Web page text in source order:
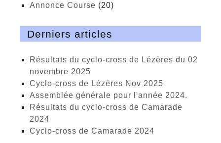
Annonce Course (20)
Derniers articles
Résultats du cyclo-cross de Lézères du 02
novembre 2025
cyclo-cross de Lézères Nov 2025
Assemblée générale pour l'année 2024.
Résultats du cyclo-cross de Camarade
2024
Cyclo-cross de Camarade 2024